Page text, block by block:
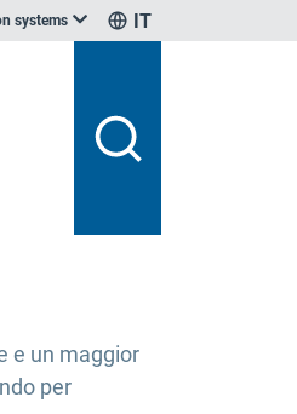
systems IT
e un maggior
per